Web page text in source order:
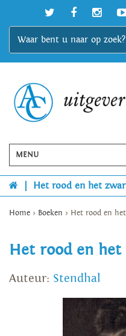
MENU
Het rood en het
Home > Boeken > Het rood en
Het rood en
Auteur: Stendhal